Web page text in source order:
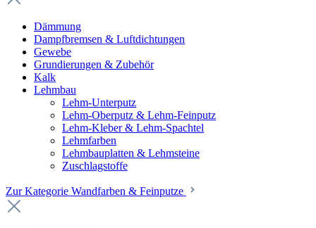
Dämmung
Dampfbremsen & Luftdichtungen
Gewebe
Grundierungen & Zubehör
Kalk
Lehmbau
Lehm-Unterputz
Lehm-Oberputz & Lehm-Feinputz
Lehm-Kleber & Lehm-Spachtel
Lehmfarben
Lehmbauplatten & Lehmsteine
Zuschlagstoffe
Zur Kategorie Wandfarben & Feinputze